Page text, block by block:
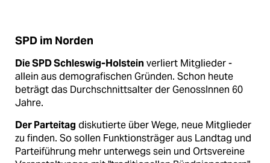
SPD im Norden
Die SPD Schleswig-Holsteinverliert Mitglieder -
allein aus demografischen Gründen. Schon heute
beträgt das Durchschnittsalter der GenossInnen 60
Jahre.
Der Parteitag diskutierte über Wege, neue Mitglieder
zu finden. So sollen Funktionsträger aus Landtag und
Parteiführung mehr unterwegs sein und Ortsvereine